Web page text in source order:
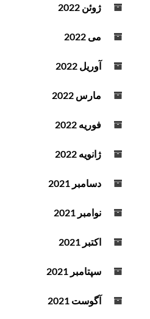
ژوئن 2022
می 2022
آوریل 2022
مارس 2022
فوریه 2022
ژانویه 2022
دسامبر 2021
نوامبر 2021
اکتبر 2021
سپتامبر 2021
آگوست 2021